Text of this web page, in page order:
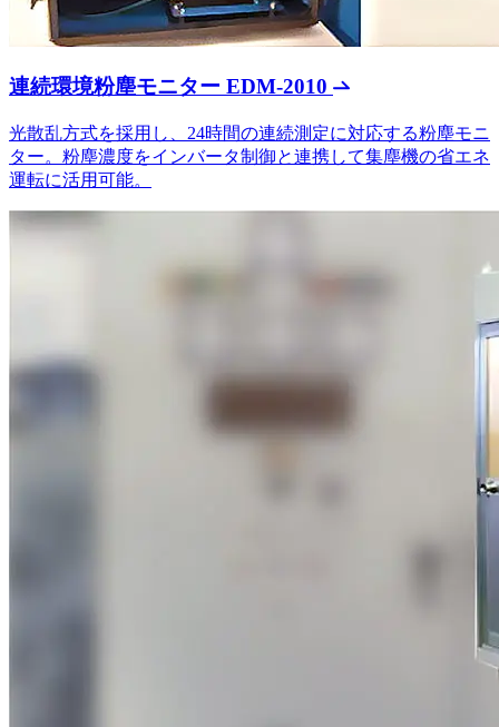
連続環境粉塵モニター EDM-2010
光散乱方式を採用し、24時間の連続測定に対応する粉塵モニ
ター。粉塵濃度をインバータ制御と連携して集塵機の省エネ
運転に活用可能。